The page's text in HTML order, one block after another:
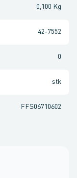
0,100 Kg
42-7552
0
stk
FFS06710602